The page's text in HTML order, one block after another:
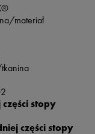
materiał
stopy
części stopy